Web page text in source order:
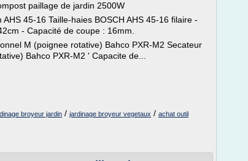
paillage de jardin 2500W
45-16 Taille-haies BOSCH AHS 45-16 filaire -
- Capacité de coupe : 16mm.
M (poignee rotative) Bahco PXR-M2 Secateur
Bahco PXR-M2 ' Capacite de...
broyeur jardin / jardinage broyeur vegetaux / achat outil